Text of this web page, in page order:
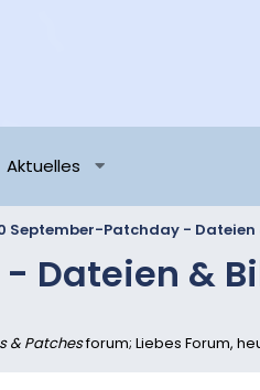
Aktuelles
Dateien &
& Patchesforum; Liebes Forum,